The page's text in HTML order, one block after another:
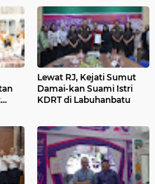
Lewat RJ, Kejati Sumut
Damai-kan Suami Istri
KDRT di Labuhanbatu